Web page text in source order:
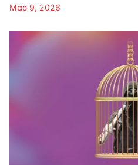
Μαρ 9, 2026